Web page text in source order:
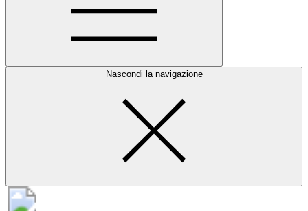
Nascondi la navigazione